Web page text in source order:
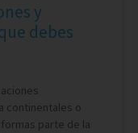
y
debes
continentales o
parte de la